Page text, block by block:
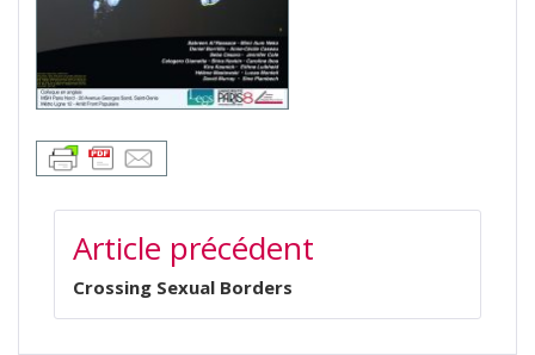
NAVIGATION
DE
L’ARTICLE
Article précédent
Crossing Sexual Borders